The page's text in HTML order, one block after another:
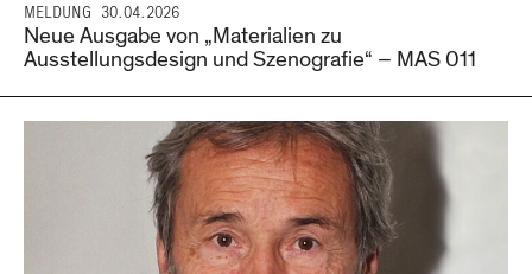
MELDUNG 30.04.2026
Neue Ausgabe von „Materialien zu
Ausstellungsdesign und Szenografie“ – MAS 011